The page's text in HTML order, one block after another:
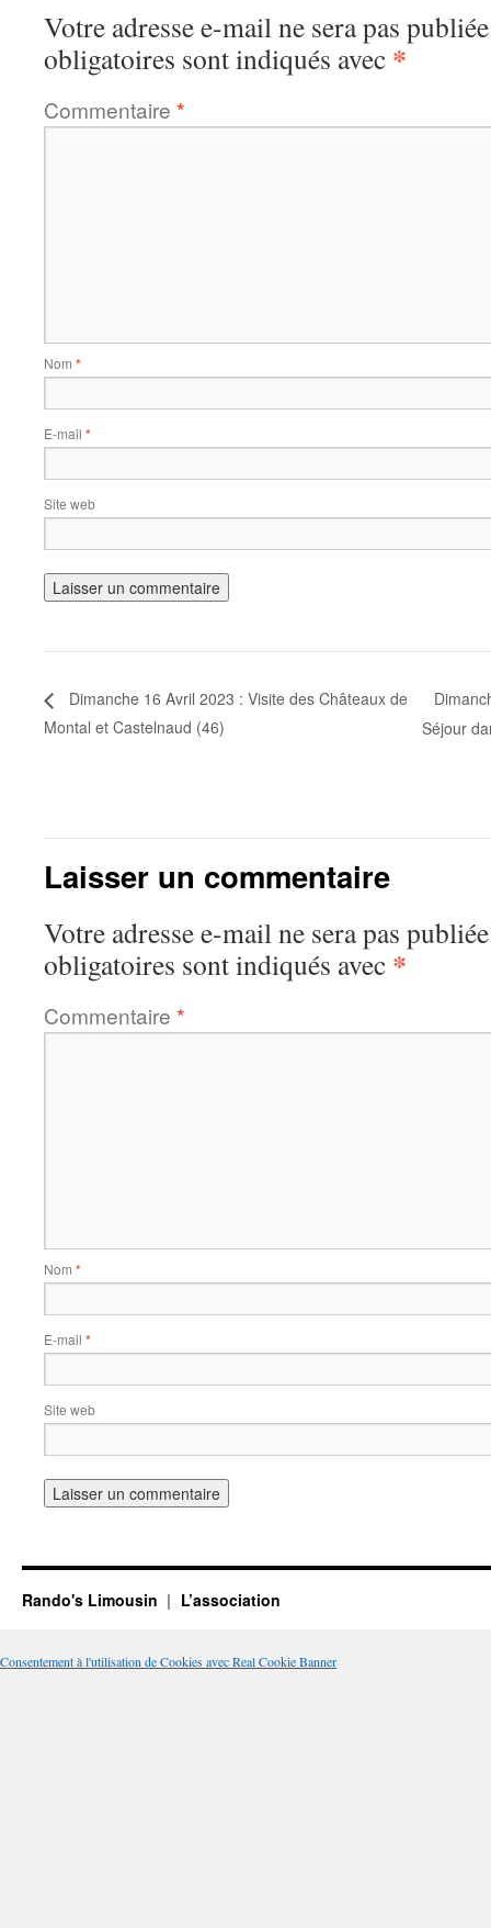
Votre adresse e-mail ne sera pas
obligatoires sont indiqués avec *
Commentaire *
Nom *
E-mail *
Site web
Dimanche 16 Avril 2023 : Visite des Châteaux de
Montal et Castelnaud (46)
Séjour
Laisser un commentaire
Votre adresse e-mail ne sera pas
obligatoires sont indiqués avec *
Commentaire *
Nom *
E-mail *
Site web
Rando's Limousin L’association
Consentement à l'utilisation de Cookies avec Real Cookie Banner